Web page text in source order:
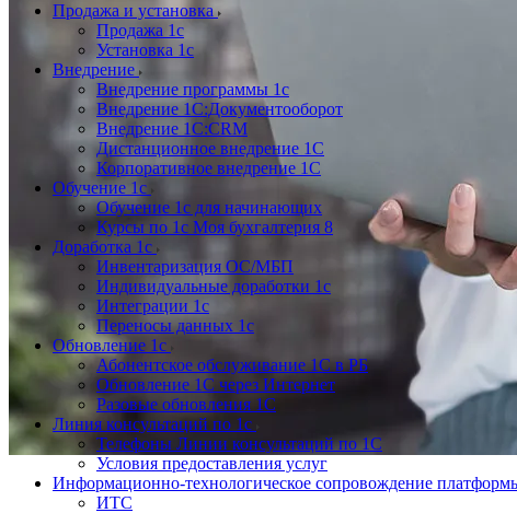
Продажа и установка
Продажа 1с
Установка 1с
Внедрение
Внедрение программы 1с
Внедрение 1С:Документооборот
Внедрение 1С:CRM
Дистанционное внедрение 1С
Корпоративное внедрение 1С
Обучение 1с
Обучение 1с для начинающих
Курсы по 1с Моя бухгалтерия 8
Доработка 1с
Инвентаризация ОС/МБП
Индивидуальные доработки 1с
Интеграции 1с
Переносы данных 1с
Обновление 1с
Абонентское обслуживание 1С в РБ
Обновление 1С через Интернет
Разовые обновления 1С
Линия консультаций по 1с
Телефоны Линии консультаций по 1С
Условия предоставления услуг
Информационно-технологическое сопровождение
ИТС